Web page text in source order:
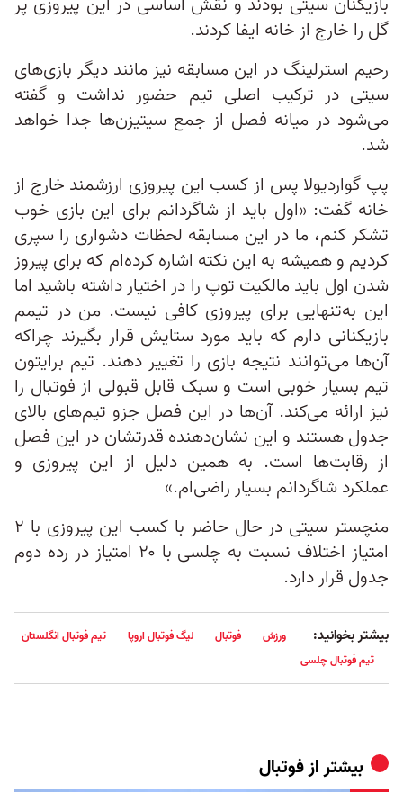
گل را خارج از خانه ایفا کردند.
رحیم استرلینگ در این مسابقه نیز مانند دیگر بازی‌های
سیتی در ترکیب اصلی تیم حضور نداشت و گفته
می‌شود در میانه فصل از جمع سیتیزن‌ها جدا خواهد
شد.
پپ گواردیولا پس از کسب این پیروزی ارزشمند خارج از
خانه گفت: «اول باید از شاگردانم برای این بازی خوب
تشکر کنم، ما در این مسابقه لحظات دشواری را سپری
کردیم و همیشه به این نکته اشاره ‌کرده‌ام که برای پیروز
شدن اول باید مالکیت توپ را در اختیار داشته باشید اما
این به‌تنهایی برای پیروزی کافی نیست. من در تیمم
بازیکنانی دارم که باید مورد ستایش قرار بگیرند چراکه
آن‌ها می‌توانند نتیجه بازی را تغییر دهند. تیم برایتون
تیم بسیار خوبی است و سبک قابل قبولی از فوتبال را
نیز ارائه می‌کند. آن‌ها در این فصل جزو تیم‌های بالای
جدول هستند و این نشان‌دهنده قدرتشان در این فصل
از رقابت‌ها است. به همین دلیل از این پیروزی و
عملکرد شاگردانم بسیار راضی‌ام.»
منچستر سیتی در حال حاضر با کسب این پیروزی با ۲
امتیاز اختلاف نسبت به چلسی با ۲۰ امتیاز در رده دوم
جدول قرار دارد.
بیشتر بخوانید: ورزش فوتبال لیگ فوتبال اروپا
تیم فوتبال انگلستان
تیم فوتبال چلسی
بیشتر ازفوتبال